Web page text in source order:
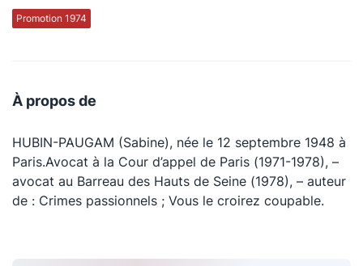
Promotion 1974
À propos de
HUBIN-PAUGAM (Sabine), née le 12 septembre 1948 à
Paris.Avocat à la Cour d’appel de Paris (1971-1978), –
avocat au Barreau des Hauts de Seine (1978), – auteur
de : Crimes passionnels ; Vous le croirez coupable.
La défense pénale
Le Concours de la Conférence
La Conférence Berryer
La Petite Conférence